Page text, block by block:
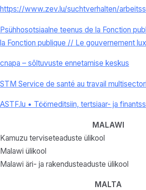
https://www.zev.lu/suchtverhalten/
Psühhosotsiaalne teenus de la Fonction
la Fonction publique // Le gouvernement
cnapa – sõltuvuste ennetamise keskus
STM Service de santé au travail
ASTF.lu • Töömeditsiin, tertsiaar- ja
MALAWI
Kamuzu terviseteaduste ülikool
Malawi ülikool
Malawi äri- ja rakendusteaduste ülikool
MALTA